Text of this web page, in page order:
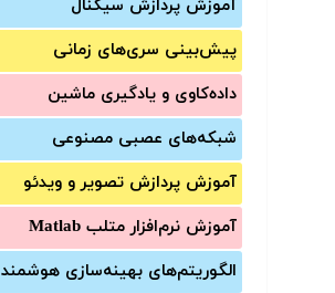
آموزش‌ پردازش سیگنال
پیش‌‌بینی سری‌‌های زمانی
داده‌کاوی و یادگیری ماشین
شبکه‌های عصبی مصنوعی
آموزش‌ پردازش تصویر و ویدئو
آموزش‌ نرم‌افزار متلب Matlab
الگوریتم‌های بهینه‌سازی هوشمند